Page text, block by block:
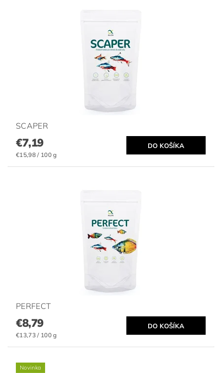
SCAPER
€7,19
€15,98 / 100 g
PERFECT
€8,79
€13,73 / 100 g
Novinka